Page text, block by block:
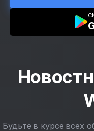
Будьте в курсе всех